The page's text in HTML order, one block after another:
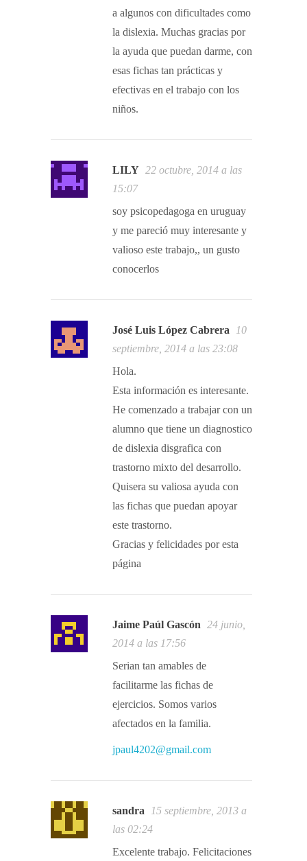
a algunos con dificultades como
la dislexia. Muchas gracias por
la ayuda que puedan darme, con
esas fichas tan prácticas y
efectivas en el trabajo con los
niños.
LILY 22 octubre, 2014 a las
15:07
soy psicopedagoga en uruguay
y me pareció muy interesante y
valioso este trabajo,, un gusto
conocerlos
José Luis López Cabrera
10
septiembre, 2014 a las 23:08
Hola.
Esta información es interesante.
He comenzado a trabajar con un
alumno que tiene un diagnostico
de dislexia disgrafica con
trastorno mixto del desarrollo.
Quisera su valiosa ayuda con
las fichas que puedan apoyar
este trastorno.
Gracias y felicidades por esta
página
Jaime Paúl Gascón 24 junio,
2014 a las 17:56
Serian tan amables de
facilitarme las fichas de
ejercicios. Somos varios
afectados en la familia.
jpaul4202@gmail.com
sandra
15 septiembre, 2013 a
las 02:24
Excelente trabajo. Felicitaciones